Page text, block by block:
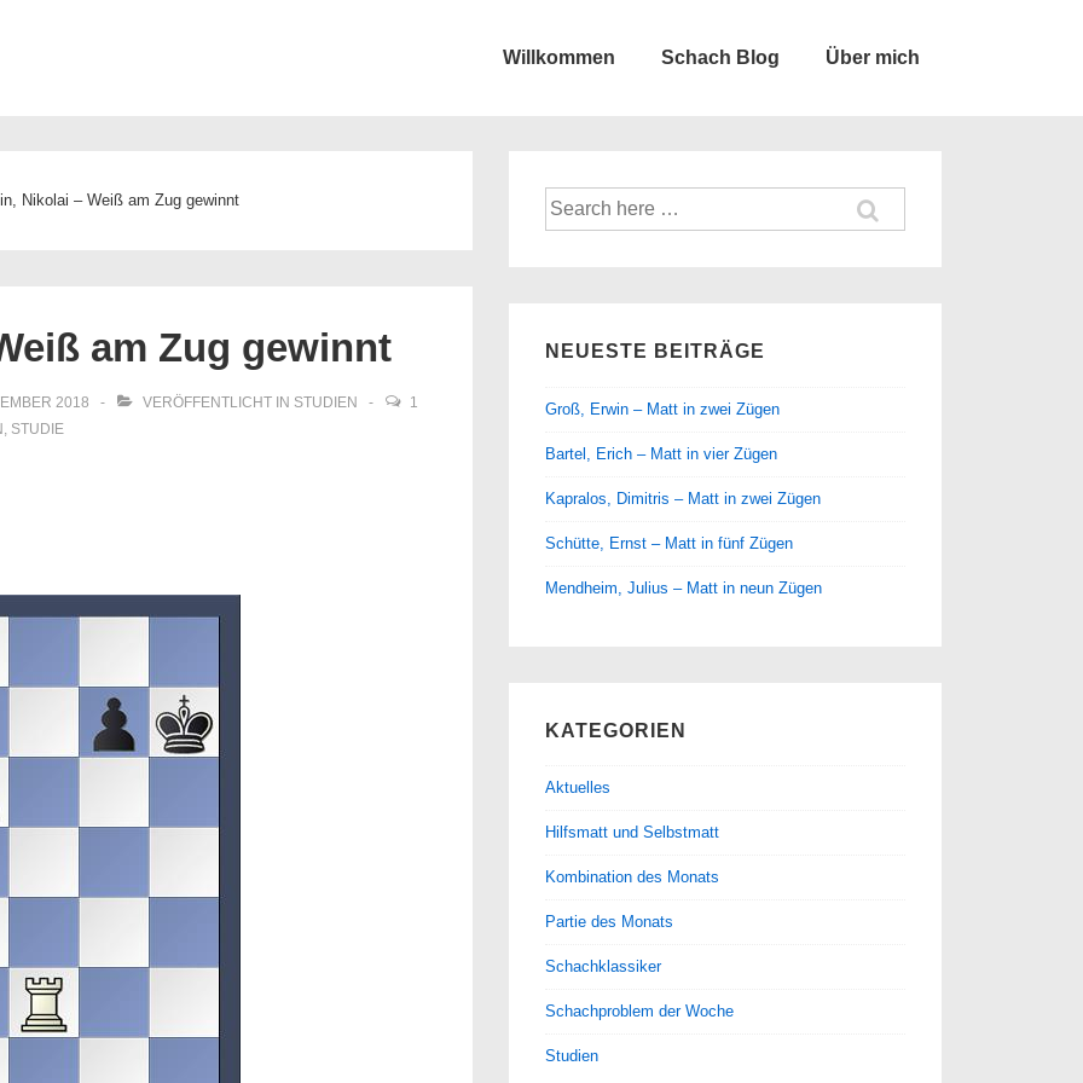
Willkommen Schach Blog Über mich
Nikolai – Weiß am Zug gewinnt
am Zug gewinnt
2018 VERÖFFENTLICHT IN STUDIEN
1
, STUDIE
Suche
nach:
NEUESTE BEITRÄGE
Groß, Erwin – Matt in zwei Zügen
Bartel, Erich – Matt in vier Zügen
Kapralos, Dimitris – Matt in zwei Zügen
Schütte, Ernst – Matt in fünf Zügen
Mendheim, Julius – Matt in neun Zügen
KATEGORIEN
Aktuelles
Hilfsmatt und Selbstmatt
Kombination des Monats
Partie des Monats
Schachklassiker
Schachproblem der Woche
Studien